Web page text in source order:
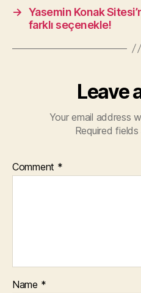
→ Yasemin Konak
farklı seçenekle!
Leave
Your email address
Required
Comment *
Name *